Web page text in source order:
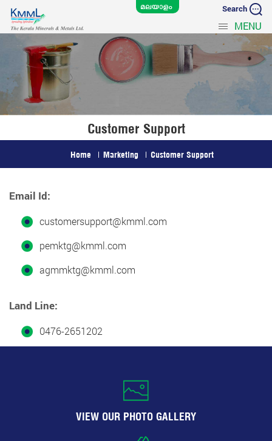
Search
MENU
Customer Support
Home Marketing Customer Support
Email Id:
customersupport@kmml.com
pemktg@kmml.com
agmmktg@kmml.com
Land Line:
0476-2651202
VIEW OUR PHOTO GALLERY